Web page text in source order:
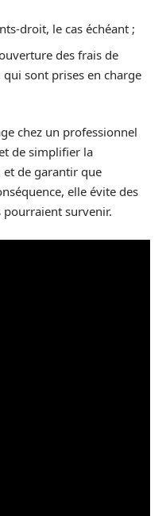
droit, le cas échéant ;
des frais de
qui sont prises en charge
chez un professionnel
de simplifier la
et de garantir que
elle évite des
survenir.